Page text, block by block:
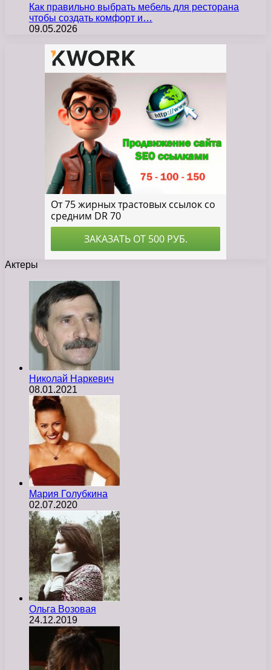
Как правильно выбрать мебель для ресторана
чтобы создать комфорт и…
09.05.2026
Актеры
Николай Наркевич
08.01.2021
Мария Голубкина
02.07.2020
Ольга Возовая
24.12.2019